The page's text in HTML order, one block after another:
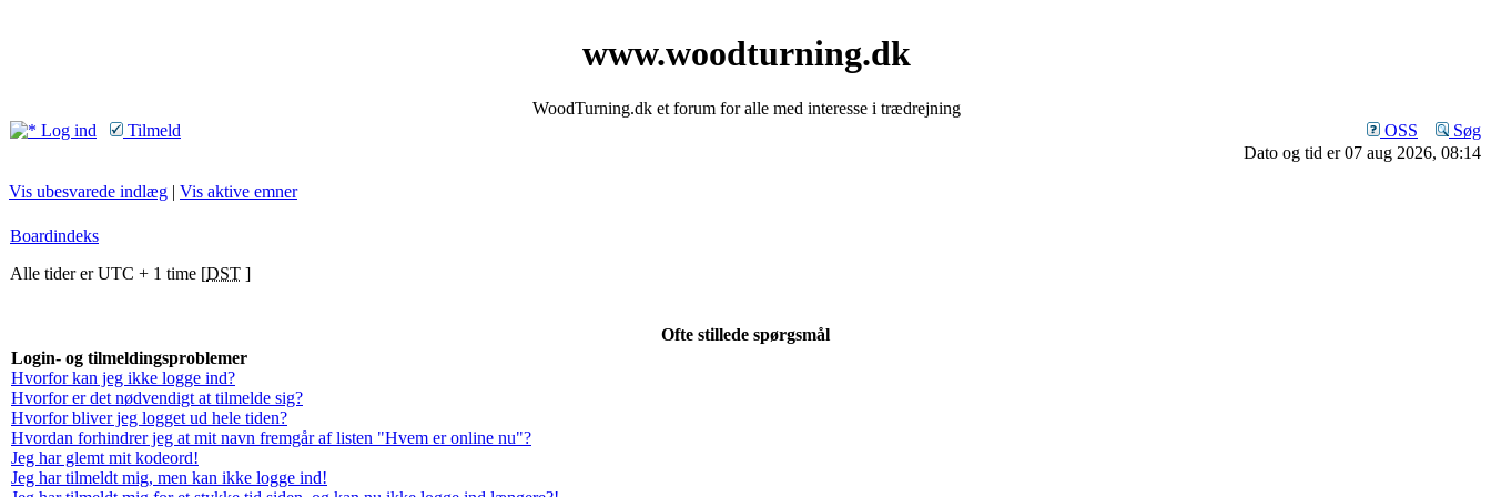
www.woodturning.dk
WoodTurning.dk et forum for alle med interesse i trædrejning
Log ind
Tilmeld OSS
Søg
Dato og tid er 07 aug 2026, 08:14
Vis ubesvarede indlæg | Vis aktive emner
Boardindeks
Alle tider er UTC + 1 time [DST ]
Ofte stillede spørgsmål
Login- og tilmeldingsproblemer
Hvorfor kan jeg ikke logge ind?
Hvorfor er det nødvendigt at tilmelde sig?
Hvorfor bliver jeg logget ud hele tiden?
Hvordan forhindrer jeg at mit navn fremgår af listen "Hvem er online nu"?
Jeg har glemt mit kodeord!
Jeg har tilmeldt mig, men kan ikke logge ind!